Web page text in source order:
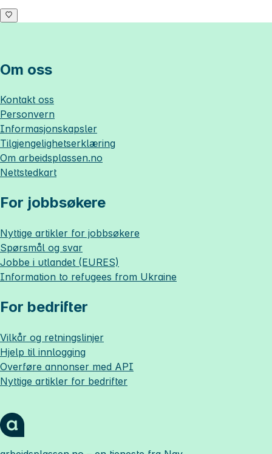
Om oss
Kontakt oss
Personvern
Informasjonskapsler
Tilgjengelighetserklæring
Om arbeidsplassen.no
Nettstedkart
For jobbsøkere
Nyttige artikler for jobbsøkere
Spørsmål og svar
Jobbe i utlandet (EURES)
Information to refugees from Ukraine
For bedrifter
Vilkår og retningslinjer
Hjelp til innlogging
Overføre annonser med API
Nyttige artikler for bedrifter